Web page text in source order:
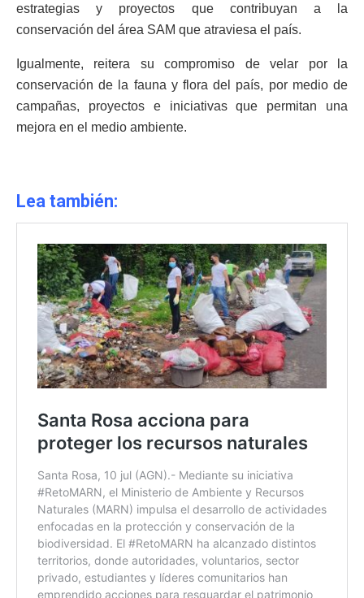
estrategias y proyectos que contribuyan a la
conservación del área SAM que atraviesa el país.
Igualmente, reitera su compromiso de velar por la
conservación de la fauna y flora del país, por medio de
campañas, proyectos e iniciativas que permitan una
mejora en el medio ambiente.
Lea también: